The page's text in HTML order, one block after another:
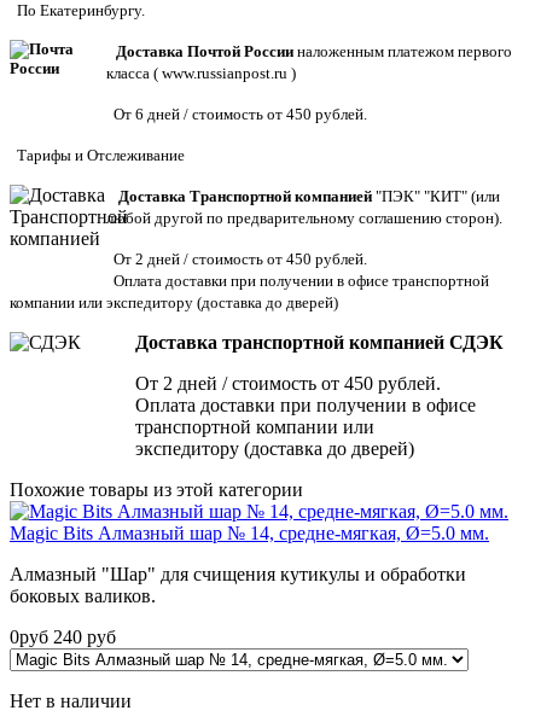
По Екатеринбургу.
Доставка Почтой России наложенным платежом первого
класса ( www.russianpost.ru )
От 6 дней / стоимость от 450 рублей.
Тарифы и Отслеживание
Доставка Транспортной компанией "ПЭК" "КИТ" (или
любой другой по предварительному соглашению сторон).
От 2 дней / стоимость от 450 рублей.
Оплата доставки при получении в офисе транспортной
компании или экспедитору (доставка до дверей)
Доставка транспортной компанией СДЭК
От 2 дней / стоимость от 450 рублей.
Оплата доставки при получении в офисе
транспортной компании или
экспедитору (доставка до дверей)
Похожие товары из этой категории
Magic Bits Алмазный шар № 14, средне-мягкая, Ø=5.0 мм.
Алмазный "Шар" для счищения кутикулы и обработки
боковых валиков.
0руб 240 руб
Нет в наличии